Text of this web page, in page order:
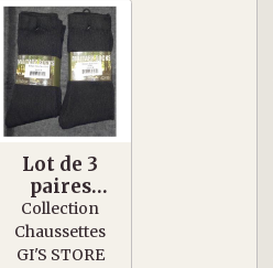
Lot de 3
paires
Chaussettes
Military
Courte Noir
Collection
Chaussettes
GI'S STORE